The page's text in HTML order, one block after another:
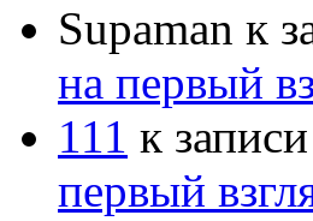
Supaman к
на первый
111 к записи
первый